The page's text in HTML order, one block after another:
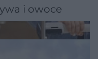
i owoce